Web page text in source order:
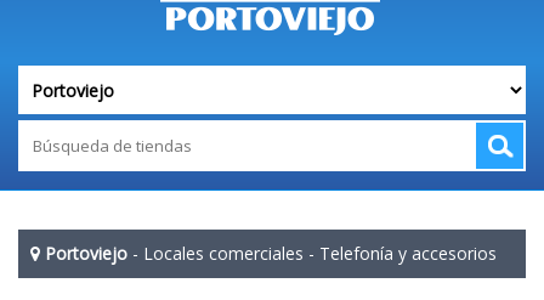
Portoviejo - Locales comerciales - Telefonía y accesorios